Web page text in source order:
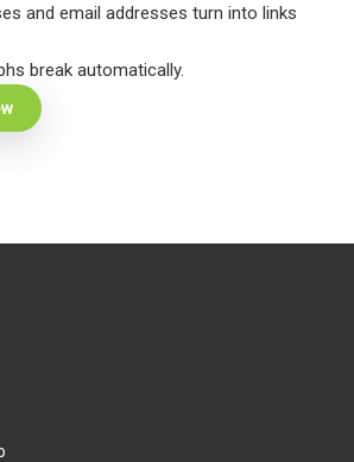
and email addresses turn into links
break automatically.